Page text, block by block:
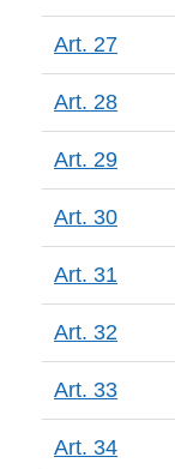
Art. 27
Art. 28
Art. 29
Art. 30
Art. 31
Art. 32
Art. 33
Art. 34